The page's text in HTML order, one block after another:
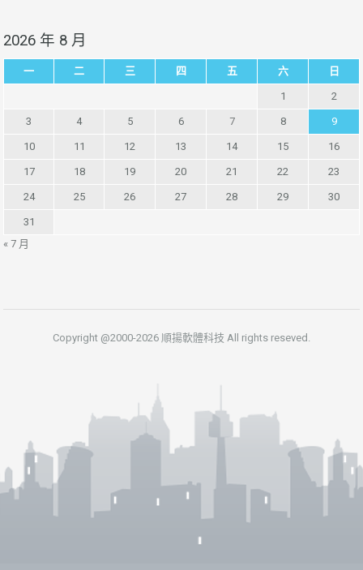
2026 年 8 月
一 二 三 四 五 六 日
1 2
3 4 5 6 7 8 9
10 11 12 13 14 15 16
17 18 19 20 21 22 23
24 25 26 27 28 29 30
31
« 7 月
Copyright @2000-2026 順揚軟體科技 All rights reseved.